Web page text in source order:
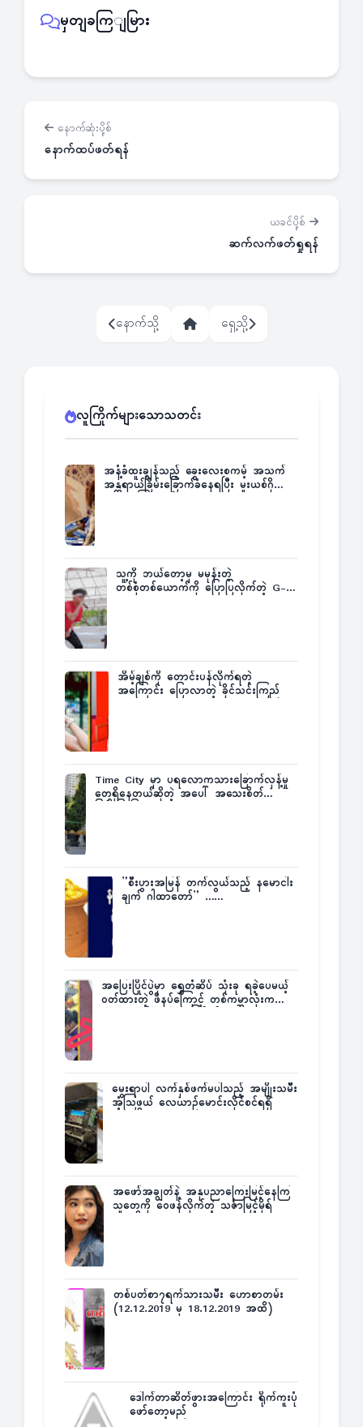
မှတျခကြျမြား
နောက်ဆုံးပို့စ်
နောက်ထပ်ဖတ်ရန်
ယခင်ပို့စ်
ဆက်လက်ဖတ်ရှုရန်
နောက်သို့ ရှေ့သို့
လူကြိုက်များသောသတင်း
အနံ့ခံထူးချွန်သည့် ခွေးလေးစကမ့် အသက်
အန္တရာယ်ခြိမ်းခြောက်ခံနေရပြီး မူးယစ်ဂိုဏ်း
သူ့ကို ဘယ်တော့မှ မမုန်းတဲ့
တစ်စုံတစ်ယောက်ကို ပြောပြလိုက်တဲ့ G-
အိမ့်ချစ်ကို တောင်းပန်လိုက်ရတဲ့
အကြောင်း ပြောလာတဲ့ ခိုင်သင်းကြည်
Time City မှာ ပရလောကသားခြောက်လှန့်မှု
တွေရှိနေတယ်ဆိုတဲ့ အပေါ် အသေးစိတ်
”စီးပွားအမြန် တက်လွယ်သည့် နမောငါး
ချက် ဂါထာတော်” ……
အပြေးပြိုင်ပွဲမှာ ရွှေတံဆိပ် သုံးခု ရခဲ့ပေမယ့်
ဝတ်ထားတဲ့ ဖိနပ်ကြောင့် တစ်ကမ္ဘာလုံးက
မွေးရာပါ လက်နှစ်ဖက်မပါသည့် အမျိုးသမီး
အံ့သြဖွယ် လေယာဉ်မောင်းလိုင်စင်ရရှိ
အဖော်အချွတ်နဲ့ အနုပညာကြေးမြင့်နေကြ
သူတွေကို ဝေဖန်လိုက်တဲ့ သင်္ဇာမြင့်မိုရ်
တစ်ပတ်စာ၇ရက်သားသမီး ဟောစာတမ်း
(12.12.2019 မှ 18.12.2019 အထိ)
ဒေါက်တာဆိတ်ဖွားအကြောင်း ရိုက်ကူးပုံ
ဖော်တော့မည်